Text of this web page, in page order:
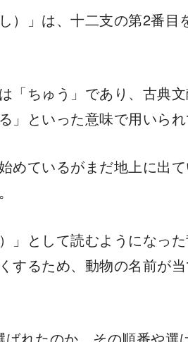
）」は、十二支の第2番
「ちゅう」であり、古典
」といった意味で用いられ
めているがまだ地上に出
」として読むようになっ
するため、動物の名前が